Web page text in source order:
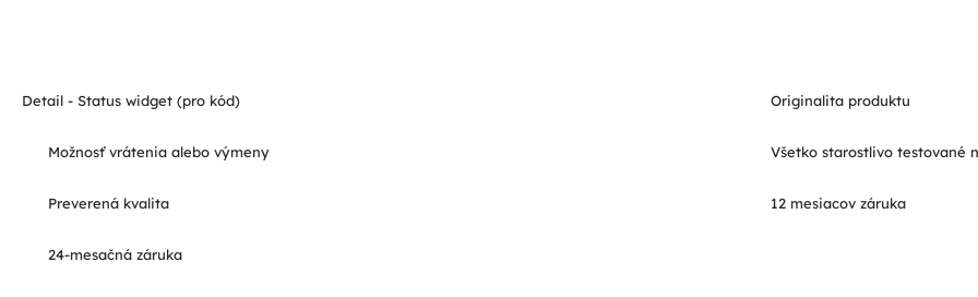
Detail - Status widget (pro kód) Originalita produktu
Možnosť vrátenia alebo výmeny Všetko starostlivo testované
Preverená kvalita 12 mesiacov záruka
24-mesačná záruka